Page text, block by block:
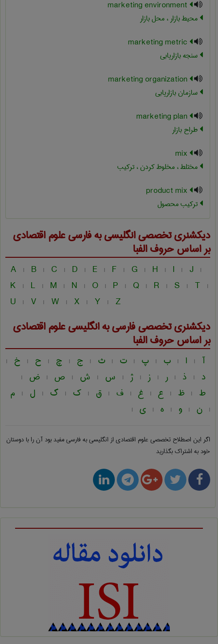
محیط بازار ، محل بازار
سنجه بازاریابی
سازمان بازاریابی
طراح بازار
مختلط ، مخلوط کردن ، ترکیب
ترکیب محصول
دیکشنری تخصصی انگلیسی به فارسیعلوم اقتصادی
بر اساس حروف الفبا
A | B | C | D | E | F | G | H | I | J |
K | L | M | N | O | P | Q | R | S | T |
U | V | W | X | Y | Z
دیکشنری تخصصی فارسی به انگلیسیعلوم اقتصادی
بر اساس حروف الفبا
آ | ا | ب | پ | ت | ث | ج | چ | ح | خ |
د | ذ | ر | ز | ژ | س | ش | ص | ض |
ط | ظ | ع | غ | ف | ق | ک | گ | ل | م
| ن | و | ه | ی |
اگر این اصطلاح تخصصی علوم اقتصادی از انگلیسی به فارسیمفید بود آن را با دوستان
خود به اشتراک بگذارید